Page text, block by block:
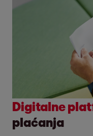
Digitalne
plaćanja